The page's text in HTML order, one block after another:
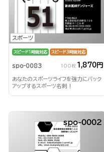
スポーツ
スピード1時間対応 スピード3時間対応
spo-0083 100枚 1,870円
あなたのスポーツライフを強力にバック
アップするスポーツ名刺！
spo-0002